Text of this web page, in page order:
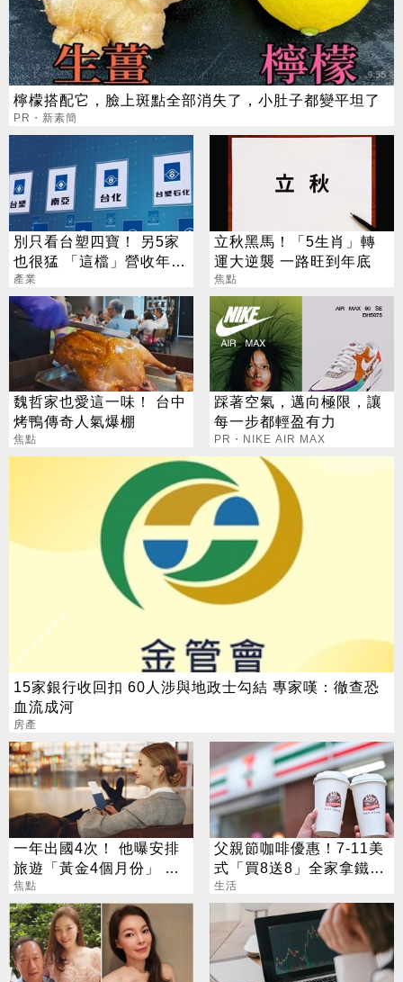
檸檬搭配它，臉上斑點全部消失了，小肚子都變平坦了
PR・新素簡
別只看台塑四寶！ 另5家
也很猛 「這檔」營收年增
衝7倍
產業
立秋黑馬！「5生肖」轉
運大逆襲 一路旺到年底
焦點
魏哲家也愛這一味！ 台中
烤鴨傳奇人氣爆棚
焦點
踩著空氣，邁向極限，讓
每一步都輕盈有力
PR・NIKE AIR MAX
15家銀行收回扣 60人涉與地政士勾結 專家嘆：徹查恐
血流成河
房產
一年出國4次！ 他曝安排
旅遊「黃金4個月份」 卡
對整年活在期待中
焦點
父親節咖啡優惠！7-11美
式「買8送8」全家拿鐵2
杯85元
生活